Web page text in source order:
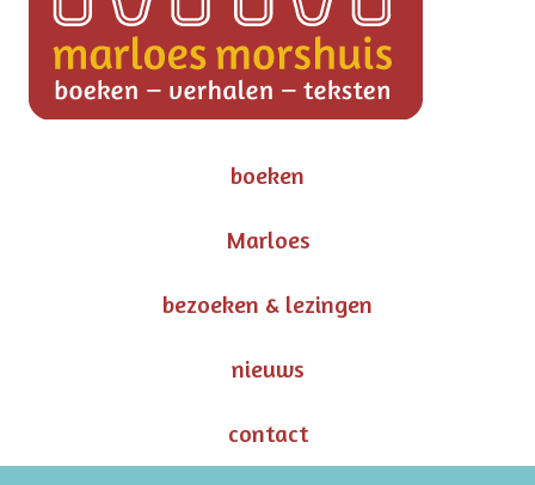
boeken
Marloes
bezoeken & lezingen
nieuws
contact